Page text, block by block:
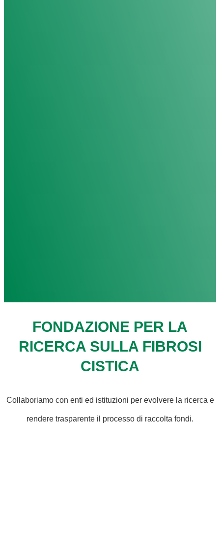
FONDAZIONE PER LA
RICERCA SULLA FIBROSI
CISTICA
Collaboriamo con enti ed istituzioni per evolvere la ricerca e
rendere trasparente il processo di raccolta fondi.